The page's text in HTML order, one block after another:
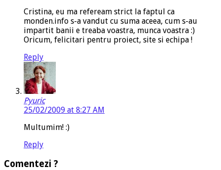
Cristina, eu ma refeream strict la faptul ca
monden.info s-a vandut cu suma aceea, cum s-au
impartit banii e treaba voastra, munca voastra :)
Oricum, felicitari pentru proiect, site si echipa !
Reply
Pyuric
25/02/2009 at 8:27 AM
Multumim! :)
Reply
Comentezi ?